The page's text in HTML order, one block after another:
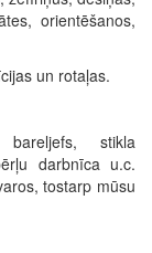
orientēšanos,
un rotaļas.
stikla
darbnīca u.c.
tostarp mūsu